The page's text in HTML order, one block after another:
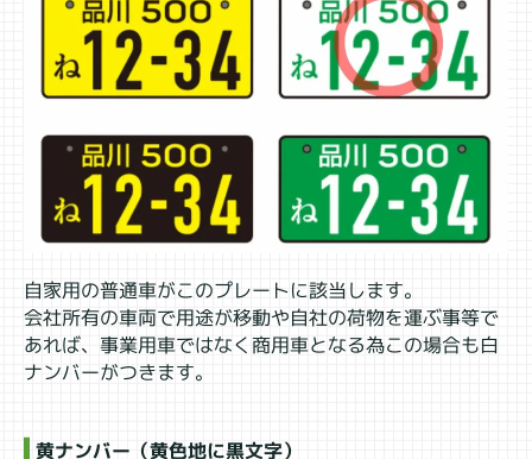
自家用の普通車がこのプレートに該当します。
会社所有の車両で用途が移動や自社の荷物を運ぶ事等で
あれば、事業用車ではなく商用車となる為この場合も白
ナンバーがつきます。
黄ナンバー（黄色地に黒文字）